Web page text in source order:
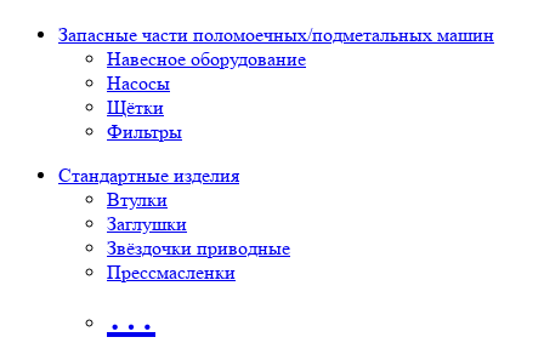
Запасные части поломоечных/подметальных машин
Навесное оборудование
Насосы
Щётки
Фильтры
Стандартные изделия
Втулки
Заглушки
Звёздочки приводные
Прессмасленки
…